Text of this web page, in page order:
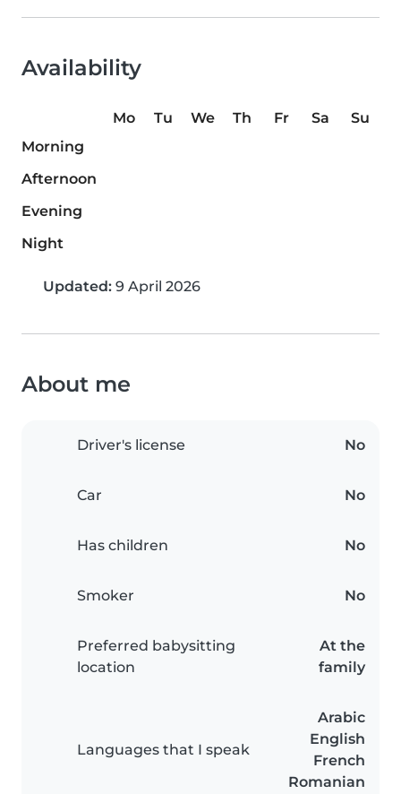
Availability
Mo Tu We Th Fr Sa
Su
Morning
Afternoon
Evening
Night
Updated: 9 April 2026
About me
Driver's license No
Car No
Has children No
Smoker No
Preferred babysitting
location
At the
family
Languages that I speak
Arabic
English
French
Romanian